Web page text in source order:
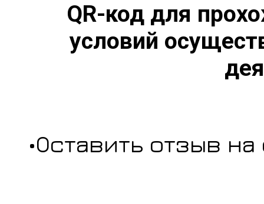
QR-код для
условий
•Оставить отзыв на